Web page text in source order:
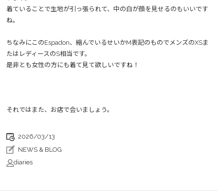
着ていることで生地が引っ張られて、中の白が顔を見せるのもいいです
ね。
ちなみにこのEspadon、縮んでいるせいかM表記のものでメンズのXSま
たはレディースのS相当です。
是非とも女性の方にも着て見て欲しいですね！
それではまた、お店で会いましょう。
2026/03/13
NEWS & BLOG
diaries